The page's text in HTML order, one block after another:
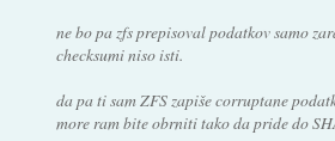
ne bo pa zfs prepisoval podatkov samo
checksumi niso isti.
da pa ti sam ZFS zapiše corruptane
more ram bite obrniti tako da pride do